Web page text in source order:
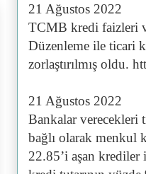
21 Ağustos 2022
TCMB kredi faizleri
Düzenleme ile ticari
zorlaştırılmış oldu.
21 Ağustos 2022
Bankalar verecekleri
bağlı olarak menkul
22.85’i aşan